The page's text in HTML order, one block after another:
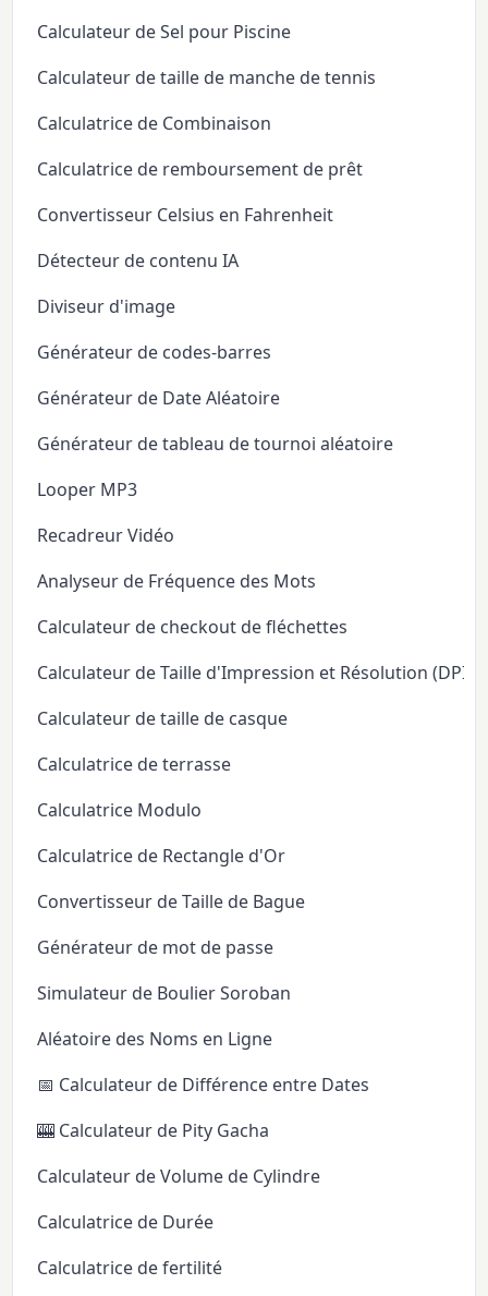
Calculateur de Sel pour Piscine
Calculateur de taille de manche de tennis
Calculatrice de Combinaison
Calculatrice de remboursement de prêt
Convertisseur Celsius en Fahrenheit
Détecteur de contenu IA
Diviseur d'image
Générateur de codes-barres
Générateur de Date Aléatoire
Générateur de tableau de tournoi aléatoire
Looper MP3
Recadreur Vidéo
Analyseur de Fréquence des Mots
Calculateur de checkout de fléchettes
Calculateur de Taille d'Impression et Résolution (DPI/
Calculateur de taille de casque
Calculatrice de terrasse
Calculatrice Modulo
Calculatrice de Rectangle d'Or
Convertisseur de Taille de Bague
Générateur de mot de passe
Simulateur de Boulier Soroban
Aléatoire des Noms en Ligne
📅 Calculateur de Différence entre Dates
🎰 Calculateur de Pity Gacha
Calculateur de Volume de Cylindre
Calculatrice de Durée
Calculatrice de fertilité